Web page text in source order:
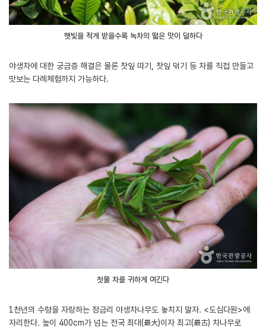
햇빛을 적게 받을수록 녹차의 떫은 맛이 덜하다
야생차에 대한 궁금증 해결은 물론 찻잎 따기, 찻잎 덖기 등 차를 직접 만들고
맛보는 다례체험까지 가능하다.
첫물 차를 귀하게 여긴다
1천년의 수령을 자랑하는 정금리 야생차나무도 놓치지 말자. <도심다원>에
자리한다. 높이 400cm가 넘는 전국 최대(最大)이자 최고(最古) 차나무로